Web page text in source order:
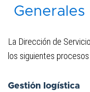
Generales
La Dirección de
los siguientes
Gestión logística